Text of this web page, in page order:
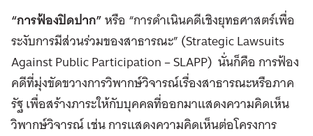
“การฟ้องปิดปาก”หรือ “การดำเนินคดีเชิงยุทธศาสตร์เพื่อ
ระงับการมีส่วนร่วมของสาธารณะ” (Strategic Lawsuits
Against Public Participation – SLAPP) นั่นก็คือ การฟ้อง
คดีที่มุ่งขัดขวางการวิพากษ์วิจารณ์เรื่องสาธารณะหรือภาค
รัฐ เพื่อสร้างภาระให้กับบุคคลที่ออกมาแสดงความคิดเห็น
วิพากษ์วิจารณ์ เช่น การแสดงความคิดเห็นต่อโครงการ